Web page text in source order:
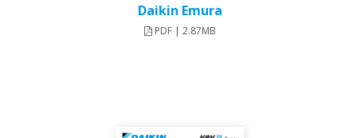
Daikin Emura
PDF | 2.87MB